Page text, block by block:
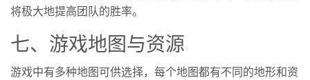
将极大地提高团队的胜率。
七、游戏地图与资源
游戏中有多种地图可供选择，每个地图都有不同的地形和资